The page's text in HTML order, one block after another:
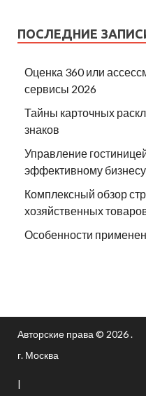
ПОСЛЕДНИЕ
Оценка 360 или
сервисы 2026
Тайны карточных
знаков
Управление
эффективному
Комплексный обзор
хозяйственных
Особенности
Авторские права © 2026 .
г. Москва
|